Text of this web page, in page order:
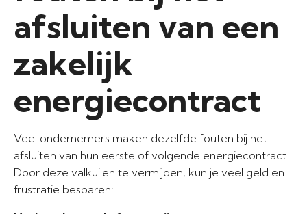
afsluiten van een
zakelijk
energiecontract
Veel ondernemers maken dezelfde fouten bij het
afsluiten van hun eerste of volgende energiecontract.
Door deze valkuilen te vermijden, kun je veel geld en
frustratie besparen: